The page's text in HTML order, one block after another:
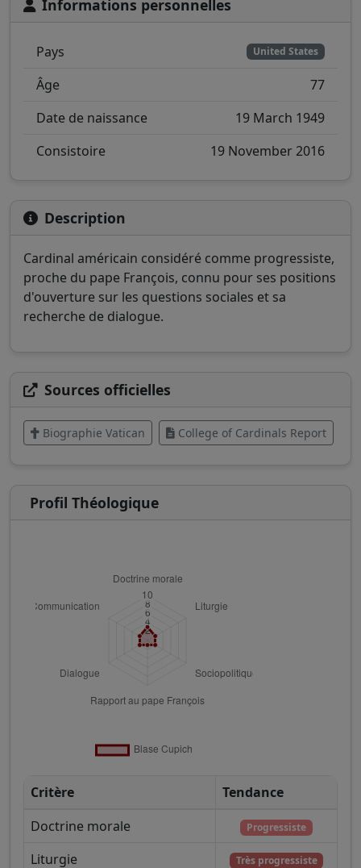
Informations personnelles
Pays United States
Âge
77
Date de naissance
19 March 1949
Consistoire
19 November 2016
Description
Cardinal américain considéré comme progressiste,
proche du pape François, connu pour ses positions
d'ouverture sur les questions sociales et sa
recherche de dialogue.
Sources officielles
Biographie Vatican College of Cardinals Report
Profil Théologique
Critère
Tendance
Doctrine morale
Progressiste
Liturgie Très progressiste